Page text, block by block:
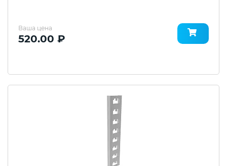
Ваша цена
520.00 ₽